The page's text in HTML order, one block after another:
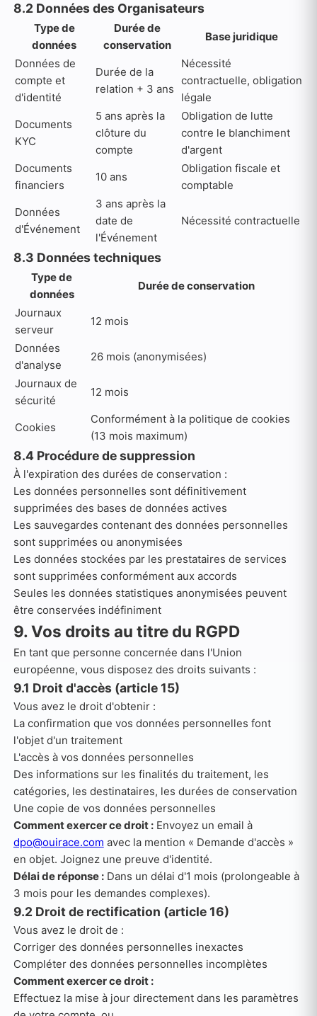
8.2 Données des Organisateurs
Type de
données
Durée de
conservation
Base juridique
Données de
compte et
d'identité
Durée de la
relation + 3 ans
Nécessité
contractuelle, obligation
légale
Documents
KYC
5 ans après la
clôture du
compte
Obligation de lutte
contre le blanchiment
d'argent
Documents
financiers
10 ans
Obligation fiscale et
comptable
Données
d'Événement
3 ans après la
date de
l'Événement
Nécessité contractuelle
8.3 Données techniques
Type de
données
Durée de conservation
Journaux
serveur
12 mois
Données
d'analyse
26 mois (anonymisées)
Journaux de
sécurité
12 mois
Cookies
Conformément à la politique de cookies
(13 mois maximum)
8.4 Procédure de suppression
À l'expiration des durées de conservation :
Les données personnelles sont définitivement
supprimées des bases de données actives
Les sauvegardes contenant des données personnelles
sont supprimées ou anonymisées
Les données stockées par les prestataires de services
sont supprimées conformément aux accords
Seules les données statistiques anonymisées peuvent
être conservées indéfiniment
9. Vos droits au titre du RGPD
En tant que personne concernée dans l'Union
européenne, vous disposez des droits suivants :
9.1 Droit d'accès (article 15)
Vous avez le droit d'obtenir :
La confirmation que vos données personnelles font
l'objet d'un traitement
L'accès à vos données personnelles
Des informations sur les finalités du traitement, les
catégories, les destinataires, les durées de conservation
Une copie de vos données personnelles
Comment exercer ce droit :Envoyez un email à
dpo@ouirace.com avec la mention « Demande d'accès »
en objet. Joignez une preuve d'identité.
Délai de réponse :Dans un délai d'1 mois (prolongeable à
3 mois pour les demandes complexes).
9.2 Droit de rectification (article 16)
Vous avez le droit de :
Corriger des données personnelles inexactes
Compléter des données personnelles incomplètes
Comment exercer ce droit :
Effectuez la mise à jour directement dans les paramètres